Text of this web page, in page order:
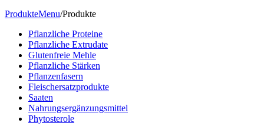
ProdukteMenu/Produkte
Pflanzliche Proteine
Pflanzliche Extrudate
Glutenfreie Mehle
Pflanzliche Stärken
Pflanzenfasern
Fleischersatzprodukte
Saaten
Nahrungsergänzungsmittel
Phytosterole